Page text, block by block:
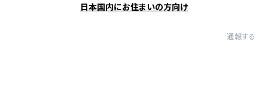
日本国内にお住まいの方向け
通報する